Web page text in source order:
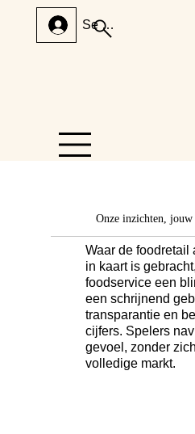
Se connecter
Onze inzichten, jouw
Waar de foodretail
in kaart is
foodservice een
een schrijnend
transparantie en
cijfers. Spelers
gevoel, zonder
volledige markt.